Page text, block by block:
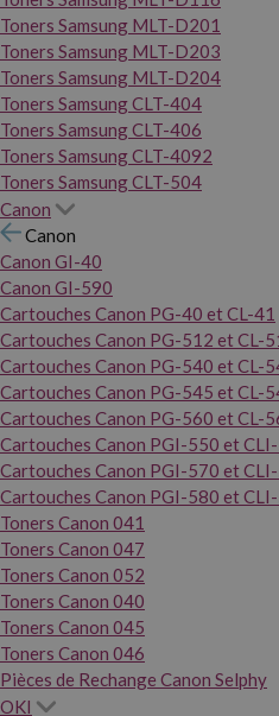
Toners Samsung MLT-D201
Toners Samsung MLT-D203
Toners Samsung MLT-D204
Toners Samsung CLT-404
Toners Samsung CLT-406
Toners Samsung CLT-4092
Toners Samsung CLT-504
Canon
Canon
Canon GI-40
Canon GI-590
Cartouches Canon PG-40 et CL-41
Cartouches Canon PG-512 et CL-
Cartouches Canon PG-540 et CL-
Cartouches Canon PG-545 et CL-
Cartouches Canon PG-560 et CL-
Cartouches Canon PGI-550 et
Cartouches Canon PGI-570 et
Cartouches Canon PGI-580 et
Toners Canon 041
Toners Canon 047
Toners Canon 052
Toners Canon 040
Toners Canon 045
Toners Canon 046
Pièces de Rechange Canon Selphy
OKI